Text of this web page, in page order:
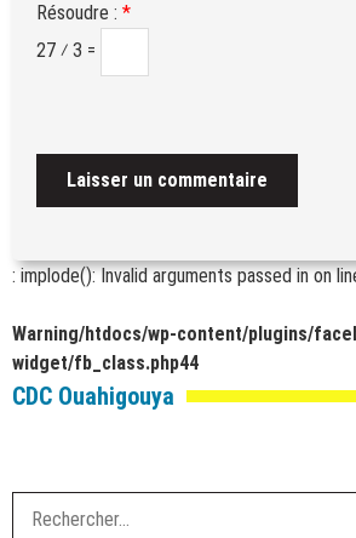
Résoudre : *
27 ⁄ 3 =
: implode(): Invalid arguments passed inon
Warning/htdocs/wp-content/plugins/
widget/fb_class.php44
CDC Ouahigouya